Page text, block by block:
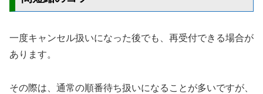
一度キャンセル扱いになった後でも、再受付できる場合が
あります。
その際は、通常の順番待ち扱いになることが多いですが、